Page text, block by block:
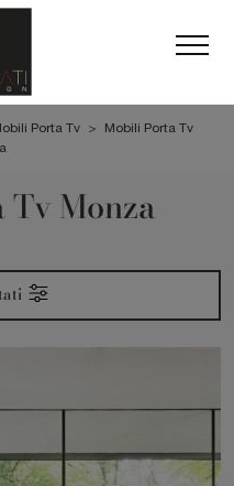
Porta Tv >
Mobili Porta Tv
Monza